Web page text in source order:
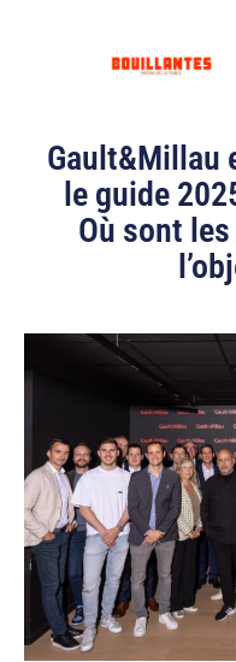
Gault&Millau
le guide
Où sont